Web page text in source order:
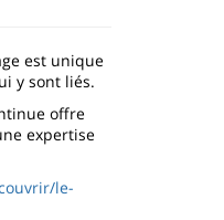
est unique
y sont liés.
offre
expertise
le-